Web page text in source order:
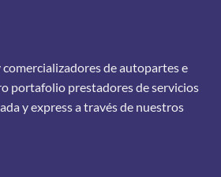
de autopartes e
portafolio prestadores de servicios
y express a través de nuestros